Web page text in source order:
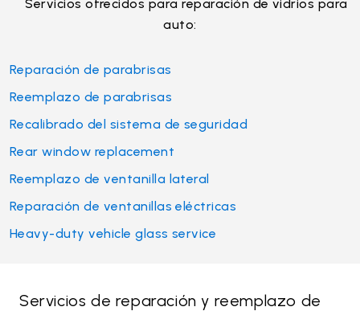
Servicios ofrecidos para reparación de vidrios para
auto:
Reparación de parabrisas
Reemplazo de parabrisas
Recalibrado del sistema de seguridad
Rear window replacement
Reemplazo de ventanilla lateral
Reparación de ventanillas eléctricas
Heavy-duty vehicle glass service
Servicios de reparación y reemplazo de